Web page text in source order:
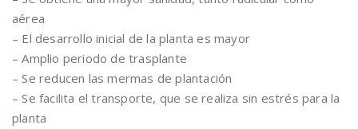
aérea
– El desarrollo inicial de la planta es mayor
– Amplio periodo de trasplante
– Se reducen las mermas de plantación
– Se facilita el transporte, que se realiza sin estrés para la
planta